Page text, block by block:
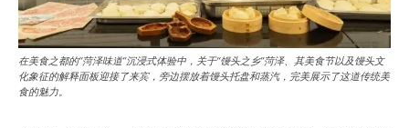
在美食之都的“菏泽味道”沉浸式体验中，关于“馒头之乡”菏泽、其美食节以及馒头文
化象征的解释面板迎接了来宾，旁边摆放着馒头托盘和蒸汽，完美展示了这道传统美
食的魅力。